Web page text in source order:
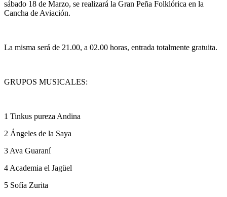
sábado 18 de Marzo, se realizará la Gran Peña Folklórica en la
Cancha de Aviación.
La misma será de 21.00, a 02.00 horas, entrada totalmente gratuita.
GRUPOS MUSICALES:
1 Tinkus pureza Andina
2 Ángeles de la Saya
3 Ava Guaraní
4 Academia el Jagüel
5 Sofía Zurita